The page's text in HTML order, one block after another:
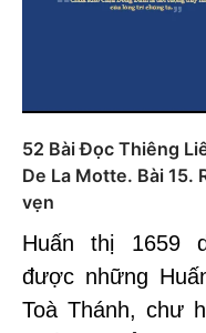
52 Bài Đọc Thiêng
De La Motte. Bài 15.
vẹn
Huấn thị 1659
được những
Toà Thánh, chư